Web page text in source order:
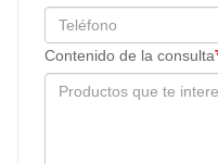
Contenido de la consulta